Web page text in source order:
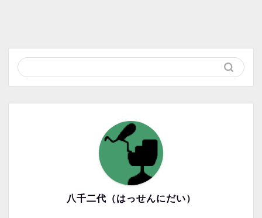
八千二代（はっせんにだい）